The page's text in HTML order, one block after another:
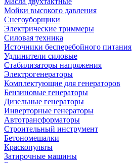
Мойки высокого давления
Снегоуборщики
Электрические триммеры
Силовая техника
Источники бесперебойного питания
Удлинители силовые
Стабилизаторы напряжения
Электрогенераторы
Комплектующие для генераторов
Бензиновые генераторы
Дизельные генераторы
Инверторные генераторы
Автотрансформаторы
Строительный инструмент
Бетономешалки
Краскопульты
Затирочные машины